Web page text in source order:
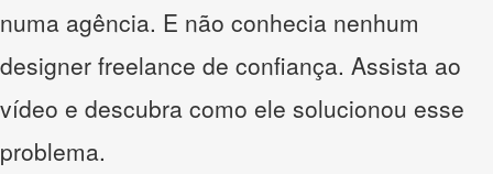
numa agência. E não conhecia nenhum
designer freelance de confiança. Assista ao
vídeo e descubra como ele solucionou esse
problema.